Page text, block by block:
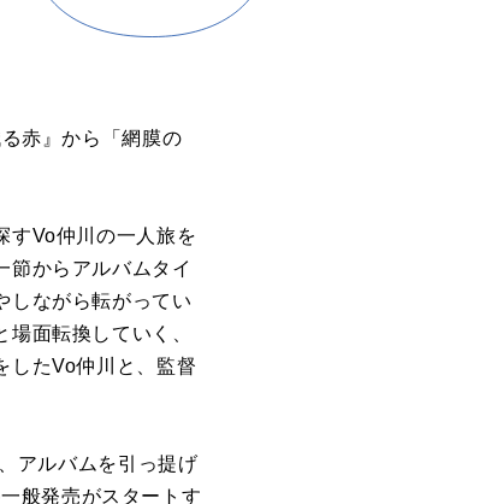
赤』から「網膜の
すVo仲川の一人旅を
節からアルバムタイ
しながら転がってい
面転換していく、
したVo仲川と、監督
アルバムを引っ提げ
般発売がスタートす